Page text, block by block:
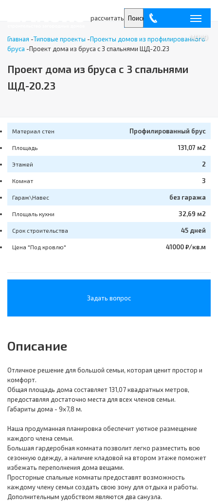
рассчитать
МЕНЮ
Поиск
Главная -Типовые проекты -Проекты домов из профилированного
бруса -Проект дома из бруса с 3 спальнями ЩД-20.23
Проект дома из бруса с 3 спальнями
ЩД-20.23
Материал стен Профилированный брус
Площадь 131,07 м2
Этажей 2
Комнат 3
Гараж\Навес без гаража
Площаль кухни 32,69 м2
Срок строительства 45 дней
Цена "Под кровлю" 41000 ₽/кв.м
Задать вопрос
Описание
Отличное решение для большой семьи, которая ценит простор и
комфорт.
Общая площадь дома составляет 131,07 квадратных метров,
предоставляя достаточно места для всех членов семьи.
Габариты дома - 9х7,8 м.
Наша продуманная планировка обеспечит уютное размещение
каждого члена семьи.
Большая гардеробная комната позволит легко разместить всю
сезонную одежду, а наличие кладовой на втором этаже поможет
избежать переполнения дома вещами.
Просторные спальные комнаты предоставят возможность
каждому члену семьи создать свою зону для отдыха и работы.
Дополнительным удобством являются два санузла.